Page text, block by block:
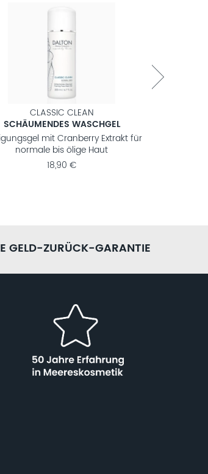
CLASSIC CLEAN
SCHÄUMENDES WASCHGEL
mit Cranberry Extrakt für
normale bis ölige Haut
18,90 €
GELD-ZURÜCK-GARANTIE